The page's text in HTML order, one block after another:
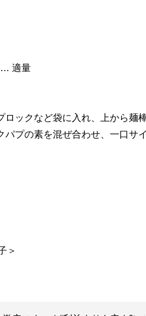
… 適量
ックなど袋に入れ、上から麺
プの素を混ぜ合わせ、一口サ
＞